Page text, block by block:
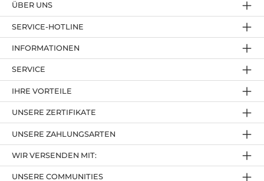
SERVICE-HOTLINE
IHRE VORTEILE
UNSERE ZAHLUNGSARTEN
ÜBER UNS
UNSERE ZERTIFIKATE
INFORMATIONEN
SERVICE
UNSERE COMMUNITIES
WIR VERSENDEN MIT: